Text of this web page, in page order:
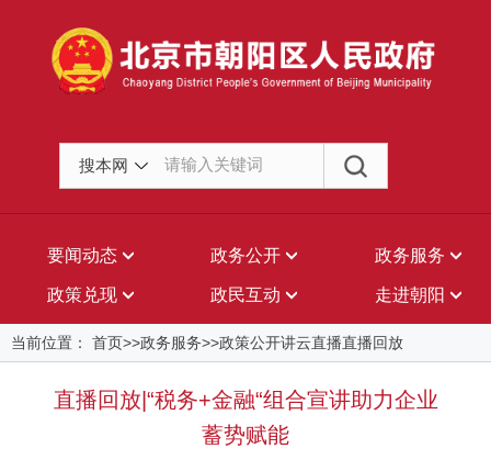
搜本网
要闻动态 政务公开 政务服务
政策兑现 政民互动 走进朝阳
当前位置： 首页>>政务服务>>政策公开讲云直播直播回放
直播回放|“税务+金融“组合宣讲助力企业
蓄势赋能